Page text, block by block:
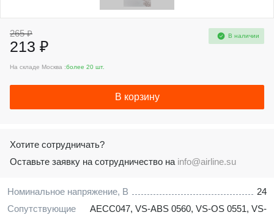
Номинальное напряжение, В
24
Сопутствующие
AECC047, VS-ABS 0560, VS-OS 0551, VS-
265 ₽
213 ₽
В наличии
На складе Москва :более 20 шт.
В корзину
Хотите сотрудничать?
Оставьте заявку на сотрудничество на info@airline.su